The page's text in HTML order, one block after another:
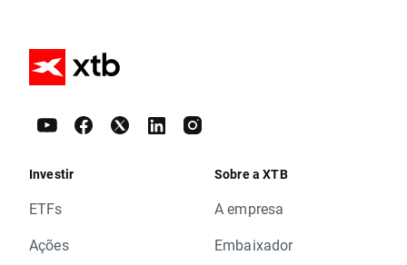
Investir
ETFs
Ações
Sobre a XTB
A empresa
Embaixador